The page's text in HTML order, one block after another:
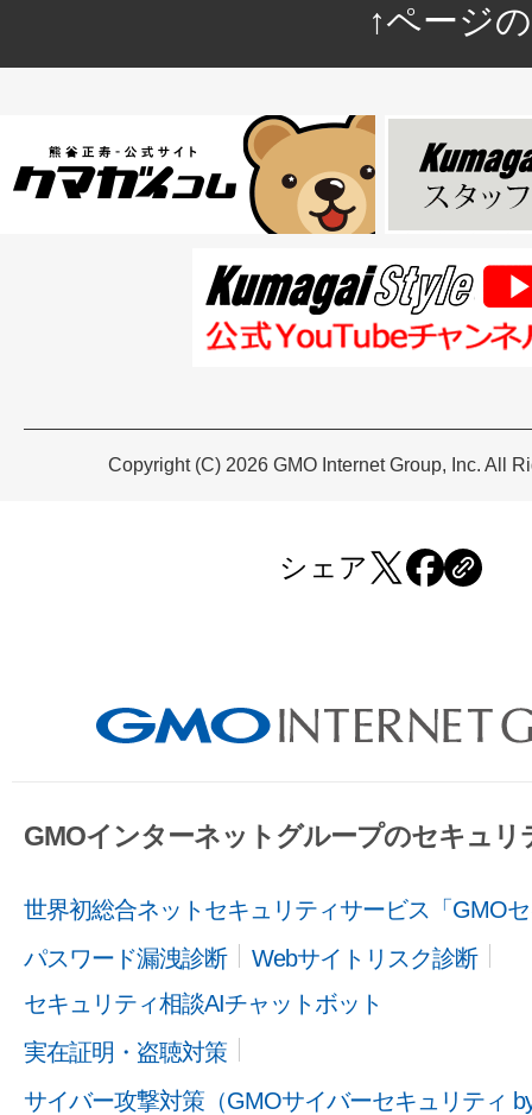
↑ページ
Copyright (C) 2026 GMO Internet Group, Inc. All
シェア
GMOインターネットグループのセキュリ
世界初総合ネットセキュリティサービス「GMO
パスワード漏洩診断
Webサイトリスク診断
セキュリティ相談AIチャットボット
実在証明・盗聴対策
サイバー攻撃対策（GMOサイバーセキュリティ